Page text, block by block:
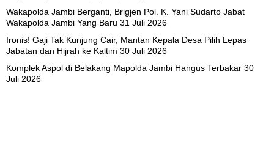
Wakapolda Jambi Berganti, Brigjen Pol. K. Yani Sudarto Jabat
Wakapolda Jambi Yang Baru 31 Juli 2026
Ironis! Gaji Tak Kunjung Cair, Mantan Kepala Desa Pilih Lepas
Jabatan dan Hijrah ke Kaltim 30 Juli 2026
Komplek Aspol di Belakang Mapolda Jambi Hangus Terbakar 30
Juli 2026